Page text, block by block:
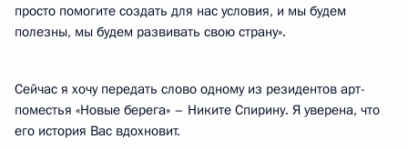
просто помогите создать для нас условия, и мы будем
полезны, мы будем развивать свою страну».
Сейчас я хочу передать слово одному из резидентов арт-
поместья «Новые берега» – Никите Спирину. Я уверена, что
его история Вас вдохновит.